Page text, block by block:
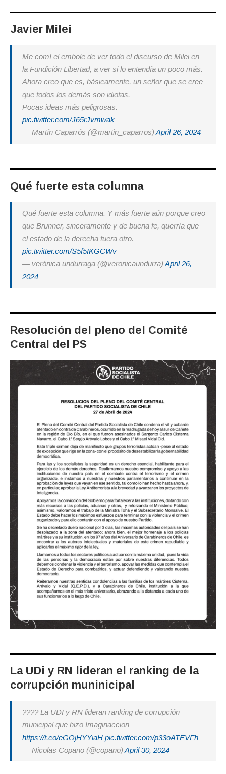
Javier Milei
Me comí el embole de ver todo el discurso de Milei en
la Fundición Libertad, a ver si lo entendía un poco más.
Ahora creo que es, básicamente, un señor que se cree
que todos los demás son idiotas.
Pocas ideas más peligrosas.
pic.twitter.com/J65rJvmwak
— Martín Caparrós (@martin_caparros) April 26, 2024
Qué fuerte esta columna
Qué fuerte esta columna. Y más fuerte aún porque creo
que Brunner, sinceramente y de buena fe, querría que
el estado de la derecha fuera otro.
pic.twitter.com/S5f5IKGCWv
— verónica undurraga (@veronicaundurra) April 26,
2024
Resolución del pleno del Comité
Central del PS
La UDi y RN lideran el ranking de la
corrupción muninicipal
???? La UDI y RN lideran ranking de corrupción
municipal que hizo Imaginaccion
https://t.co/eGOjHYYiaH pic.twitter.com/p33oATEVFh
— Nicolas Copano (@copano) April 30, 2024